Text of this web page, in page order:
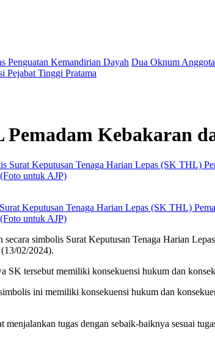
Penguatan Kemandirian Dayah Dua Oknum
Pejabat Tinggi Pratama
Kebakaran
Keputusan Tenaga Harian Lepas (SK THL)
untuk AJP)
simbolis Surat Keputusan Tenaga Harian
02/2024).
SK tersebut memiliki konsekuensi hukum dan
ini memiliki konsekuensi hukum dan
tugas dengan sebaik-baiknya sesuai